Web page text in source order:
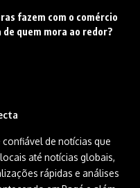
fazem com o comércio
de quem mora ao redor?
de notícias que
até notícias globais,
rápidas e análises